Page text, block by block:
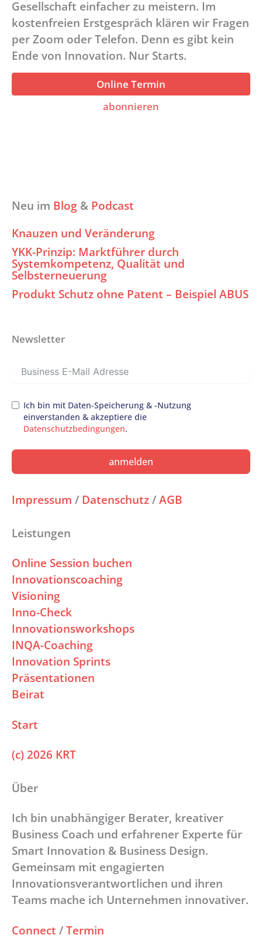
Gesellschaft einfacher zu meistern. Im
kostenfreien Erstgespräch klären wir Fragen
per Zoom oder Telefon. Denn es gibt kein
Ende von Innovation. Nur Starts.
Online Termin
abonnieren
Neu im Blog & Podcast
Knauzen und Veränderung
YKK-Prinzip: Marktführer durch
Systemkompetenz, Qualität und
Selbsterneuerung
Produkt Schutz ohne Patent – Beispiel ABUS
Newsletter
Ich bin mit Daten-Speicherung & -Nutzung
einverstanden & akzeptiere die
Datenschutzbedingungen.
anmelden
Impressum / Datenschutz / AGB
Leistungen
Online Session buchen
Innovationscoaching
Visioning
Inno-Check
Innovationsworkshops
INQA-Coaching
Innovation Sprints
Präsentationen
Beirat
Start
(c) 2026 KRT
Über
Ich bin unabhängiger Berater, kreativer
Business Coach und erfahrener Experte für
Smart Innovation & Business Design.
Gemeinsam mit engagierten
Innovationsverantwortlichen und ihren
Teams mache ich Unternehmen innovativer.
Connect / Termin